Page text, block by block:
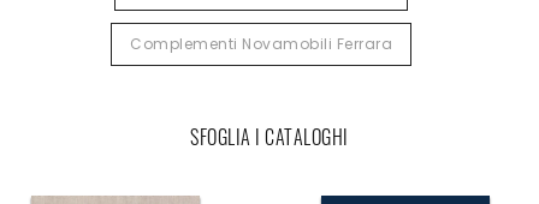
Complementi Novamobili Ferrara
SFOGLIA I CATALOGHI